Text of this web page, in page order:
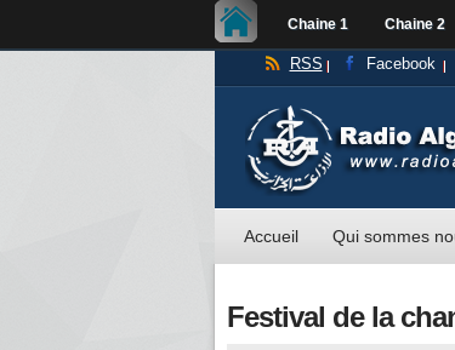
Chaine 1 Chaine 2
RSS Facebook
Accueil Qui sommes
Festival de la